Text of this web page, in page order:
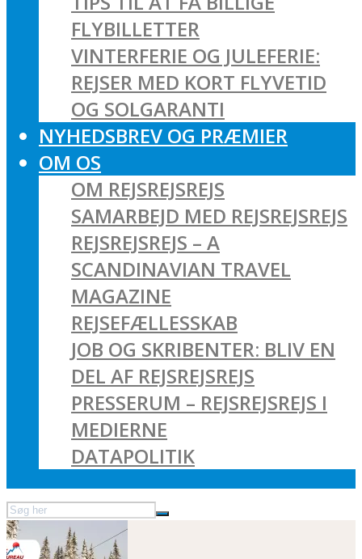
FLYBILLETTER
VINTERFERIE OG JULEFERIE:
REJSER MED KORT FLYVETID
OG SOLGARANTI
NYHEDSBREV OG PRÆMIER
OM OS
OM REJSREJSREJS
SAMARBEJD MED REJSREJSREJS
REJSREJSREJS – A
SCANDINAVIAN TRAVEL
MAGAZINE
REJSEFÆLLESSKAB
JOB OG SKRIBENTER: BLIV EN
DEL AF REJSREJSREJS
PRESSERUM – REJSREJSREJS I
MEDIERNE
DATAPOLITIK